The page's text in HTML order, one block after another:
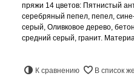
пряжи 14 цветов: Пятнистый
серебряный пепел, пепел,
серый, Оливковое дерево,
средний серый, гранит.
К сравнению В список